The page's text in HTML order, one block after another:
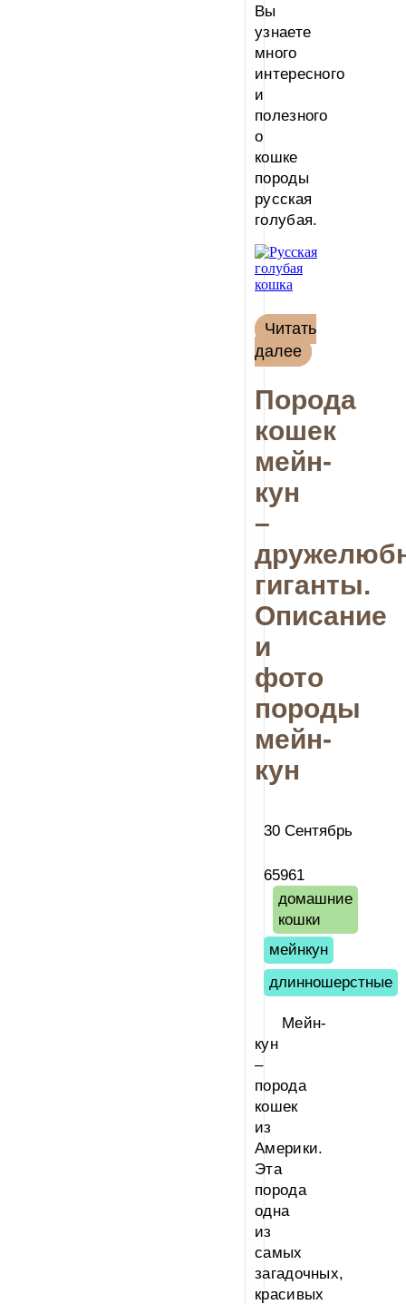
Вы
узнаете
много
интересного
и
полезного
о
кошке
породы
русская
голубая.
Читать
далее
Порода
кошек
мейн-
кун
–
гиганты.
Описание
и
фото
породы
мейн-
кун
30 Сентябрь
65961
домашние
кошки
мейнкун
длинношерстные
Мейн-
кун
–
порода
кошек
из
Америки.
Эта
порода
одна
из
самых
загадочных,
красивых